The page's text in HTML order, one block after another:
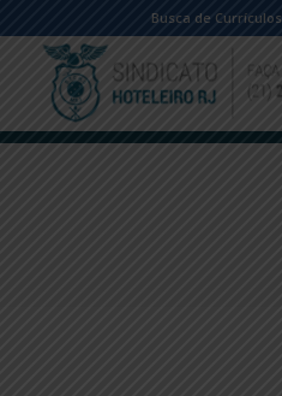
Busca de Currículos